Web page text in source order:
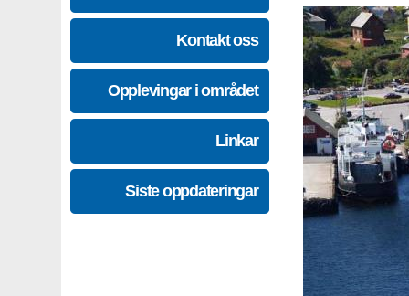
Kontakt oss
Opplevingar i området
Linkar
Siste oppdateringar